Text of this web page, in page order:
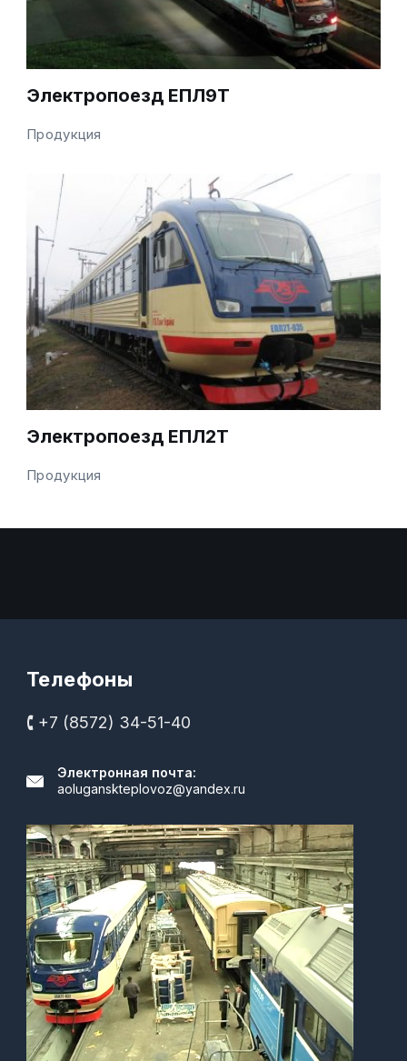
Электропоезд ЕПЛ9Т
Продукция
Электропоезд ЕПЛ2Т
Продукция
Телефоны
🕻 +7 (8572) 34-51-40
Электронная почта:
aoluganskteplovoz@yandex.ru